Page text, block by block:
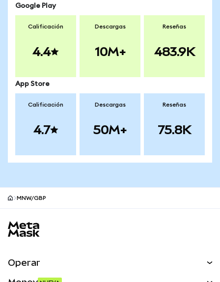
Google Play
Calificación
4.4
Descargas
10M+
Reseñas
483.9K
App Store
Calificación
4.7
Descargas
50M+
Reseñas
75.8K
MNW/GBP
Operar